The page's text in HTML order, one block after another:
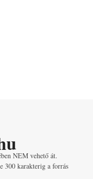
NEM vehető át.
300 karakterig a forrás